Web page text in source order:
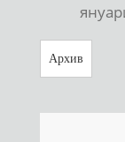
Архив